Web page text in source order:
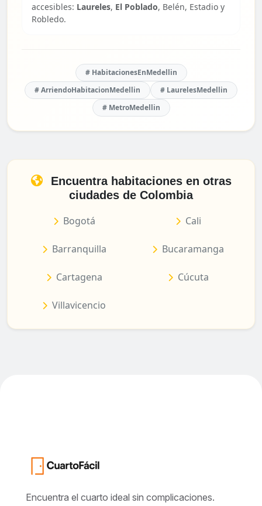
accesibles: Laureles, El Poblado, Belén, Estadio y
Robledo.
# HabitacionesEnMedellin
# ArriendoHabitacionMedellin
# LaurelesMedellin
# MetroMedellin
Encuentra habitaciones en otras
ciudades de Colombia
Bogotá
Cali
Barranquilla Bucaramanga
Cartagena Cúcuta
Villavicencio
Encuentra el cuarto ideal sin complicaciones.